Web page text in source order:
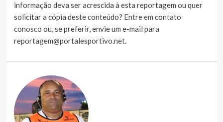
informação deva ser acrescida à esta reportagem ou quer
solicitar a cópia deste conteúdo? Entre em contato
conosco ou, se preferir, envie um e-mail para
reportagem@portalesportivo.net.